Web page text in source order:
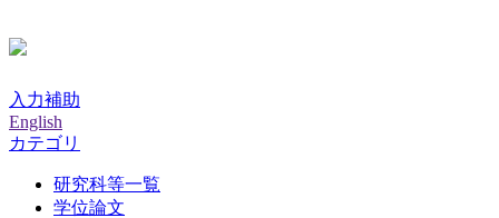
入力補助
English
カテゴリ
研究科等一覧
学位論文